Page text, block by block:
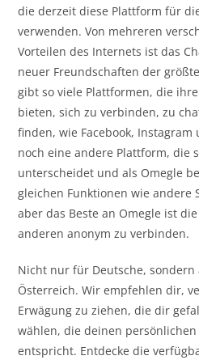
die derzeit diese Plattform für
verwenden. Von mehreren
Vorteilen des Internets ist das
neuer Freundschaften der
gibt so viele Plattformen, die
bieten, sich zu verbinden, zu
finden, wie Facebook,
noch eine andere Plattform, die
unterscheidet und als Omegle
gleichen Funktionen wie andere
aber das Beste an Omegle ist
anderen anonym zu verbinden.
Nicht nur für Deutsche,
Österreich. Wir empfehlen dir,
Erwägung zu ziehen, die dir
wählen, die deinen
entspricht. Entdecke die